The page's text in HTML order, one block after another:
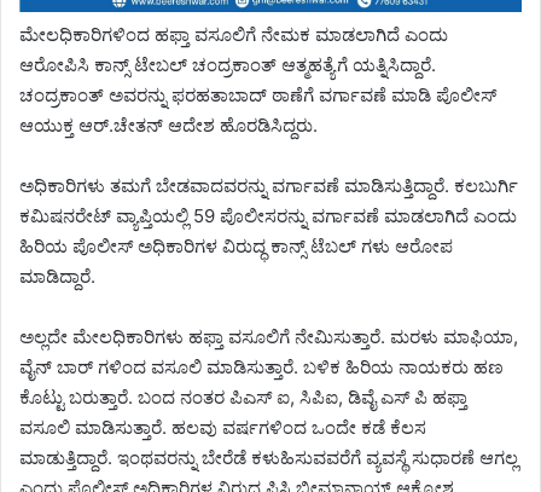
ಮೇಲಧಿಕಾರಿಗಳಿಂದ ಹಫ್ತಾ ವಸೂಲಿಗೆ ನೇಮಕ ಮಾಡಲಾಗಿದೆ ಎಂದು
ಆರೋಪಿಸಿ ಕಾನ್ಸ್ ಟೇಬಲ್ ಚಂದ್ರಕಾಂತ್ ಆತ್ಮಹತ್ಯೆಗೆ ಯತ್ನಿಸಿದ್ದಾರೆ.
ಚಂದ್ರಕಾಂತ್ ಅವರನ್ನು ಫರಹತಾಬಾದ್ ಠಾಣೆಗೆ ವರ್ಗಾವಣೆ ಮಾಡಿ ಪೊಲೀಸ್
ಆಯುಕ್ತ ಆರ್.ಚೇತನ್ ಆದೇಶ ಹೊರಡಿಸಿದ್ದರು.
ಅಧಿಕಾರಿಗಳು ತಮಗೆ ಬೇಡವಾದವರನ್ನು ವರ್ಗಾವಣೆ ಮಾಡಿಸುತ್ತಿದ್ದಾರೆ. ಕಲಬುರ್ಗಿ
ಕಮಿಷನರೇಟ್ ವ್ಯಾಪ್ತಿಯಲ್ಲಿ 59 ಪೊಲೀಸರನ್ನು ವರ್ಗಾವಣೆ ಮಾಡಲಾಗಿದೆ ಎಂದು
ಹಿರಿಯ ಪೊಲೀಸ್ ಅಧಿಕಾರಿಗಳ ವಿರುದ್ಧ ಕಾನ್ಸ್ ಟೆಬಲ್ ಗಳು ಆರೋಪ
ಮಾಡಿದ್ದಾರೆ.
ಅಲ್ಲದೇ ಮೇಲಧಿಕಾರಿಗಳು ಹಫ್ತಾ ವಸೂಲಿಗೆ ನೇಮಿಸುತ್ತಾರೆ. ಮರಳು ಮಾಫಿಯಾ,
ವೈನ್ ಬಾರ್ ಗಳಿಂದ ವಸೂಲಿ ಮಾಡಿಸುತ್ತಾರೆ. ಬಳಿಕ ಹಿರಿಯ ನಾಯಕರು ಹಣ
ಕೊಟ್ಟು ಬರುತ್ತಾರೆ. ಬಂದ ನಂತರ ಪಿಎಸ್ ಐ, ಸಿಪಿಐ, ಡಿವೈ ಎಸ್ ಪಿ ಹಫ್ತಾ
ವಸೂಲಿ ಮಾಡಿಸುತ್ತಾರೆ. ಹಲವು ವರ್ಷಗಳಿಂದ ಒಂದೇ ಕಡೆ ಕೆಲಸ
ಮಾಡುತ್ತಿದ್ದಾರೆ. ಇಂಥವರನ್ನು ಬೇರೆಡೆ ಕಳುಹಿಸುವವರೆಗೆ ವ್ಯವಸ್ಥೆ ಸುಧಾರಣೆ ಆಗಲ್ಲ
ಎಂದು ಪೊಲೀಸ್ ಅಧಿಕಾರಿಗಳ ವಿರುದ್ಧ ಪಿಸಿ ಭೀಮಾನಾಯ್ಕ್ ಆಕ್ರೋಶ